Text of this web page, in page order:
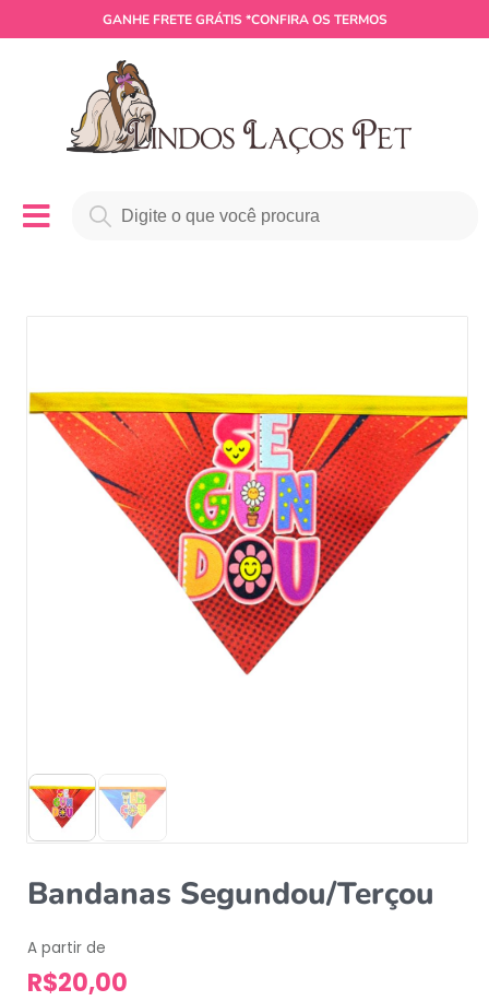
GANHE FRETE GRÁTIS *CONFIRA OS TERMOS
Bandanas Segundou/Terçou
A partir de
R$20,00